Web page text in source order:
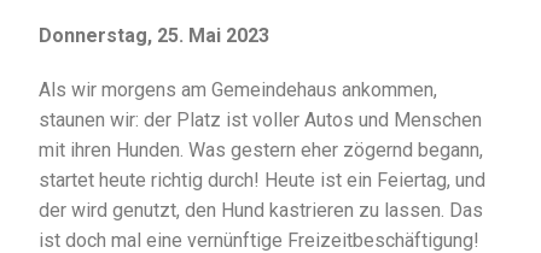
Donnerstag, 25. Mai 2023
Als wir morgens am Gemeindehaus ankommen,
staunen wir: der Platz ist voller Autos und Menschen
mit ihren Hunden. Was gestern eher zögernd begann,
startet heute richtig durch! Heute ist ein Feiertag, und
der wird genutzt, den Hund kastrieren zu lassen. Das
ist doch mal eine vernünftige Freizeitbeschäftigung!